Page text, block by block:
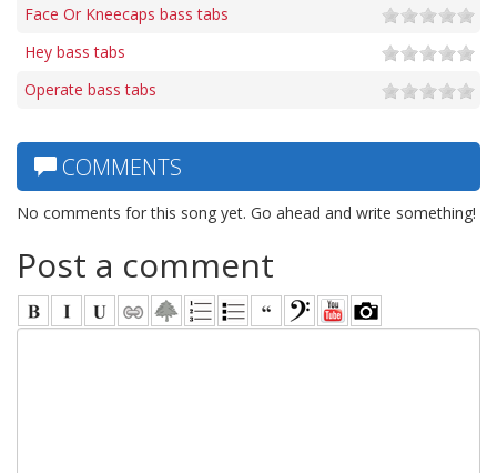
Face Or Kneecaps bass tabs
Hey bass tabs
Operate bass tabs
COMMENTS
No comments for this song yet. Go ahead and write something!
Post a comment